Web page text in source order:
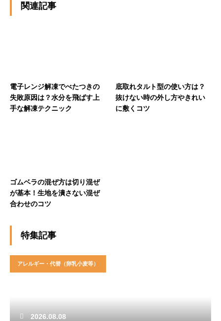
関連記事
電子レンジ解凍でべたつきの
失敗原因は？水分を飛ばす上
手な解凍テクニック
底取れタルト型の使い方は？
抜けない時の外し方やきれい
に敷くコツ
ゴムベラの混ぜ方は切り混ぜ
が基本！生地を潰さない混ぜ
合わせのコツ
特集記事
アレルギー・代替（卵乳小麦等）
2026.08.08